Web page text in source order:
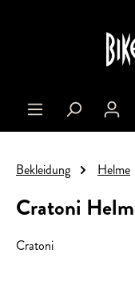
Bekleidung Helme
Cratoni
Cratoni